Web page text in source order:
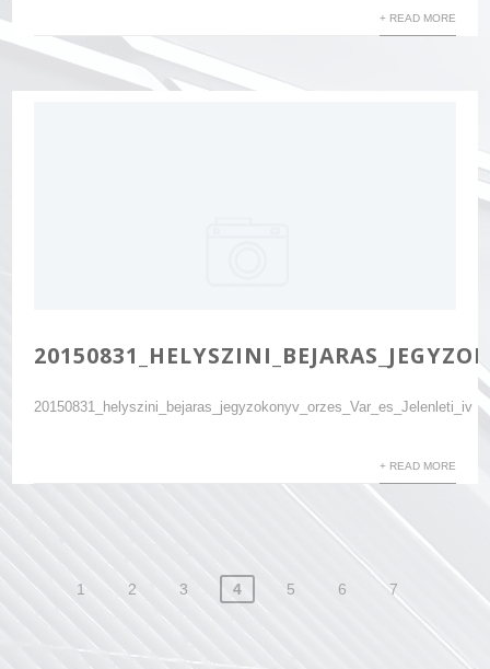
+ READ MORE
20150831_helyszini_bejaras_jegyzokonyv_orzes_Var_es_Jelenleti_iv
+ READ MORE
Bejegyzés
navigáció
1 2 3 4 5 6 7